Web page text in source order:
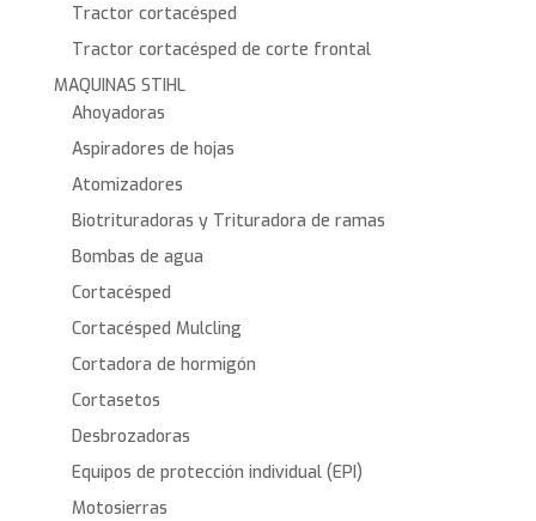
Tractor cortacésped
Tractor cortacésped de corte frontal
MAQUINAS STIHL
Ahoyadoras
Aspiradores de hojas
Atomizadores
Biotrituradoras y Trituradora de ramas
Bombas de agua
Cortacésped
Cortacésped Mulcling
Cortadora de hormigón
Cortasetos
Desbrozadoras
Equipos de protección individual (EPI)
Motosierras